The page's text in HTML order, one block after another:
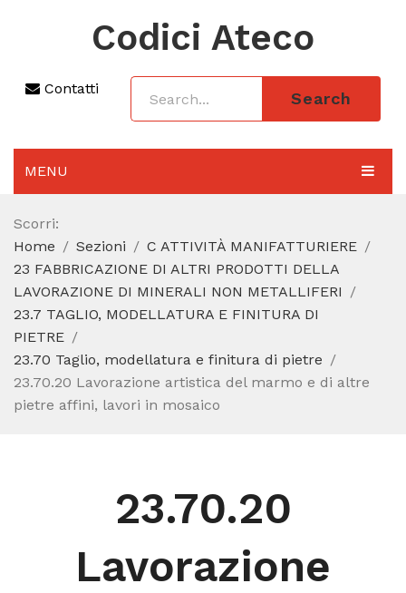
Codici Ateco
Contatti
Search
MENU
AGGIORNAMENTO 2025
SEZIONI
CODICE ATECO A COSA SERVE
REGIME FORFETTARIO
CODICE FISCALE
Scorri:
Home
Sezioni
C ATTIVITÀ MANIFATTURIERE
23 FABBRICAZIONE DI ALTRI PRODOTTI DELLA
LAVORAZIONE DI MINERALI NON METALLIFERI
23.7 TAGLIO, MODELLATURA E FINITURA DI
PIETRE
23.70 Taglio, modellatura e finitura di pietre
23.70.20 Lavorazione artistica del marmo e di altre
pietre affini, lavori in mosaico
23.70.20
Lavorazione